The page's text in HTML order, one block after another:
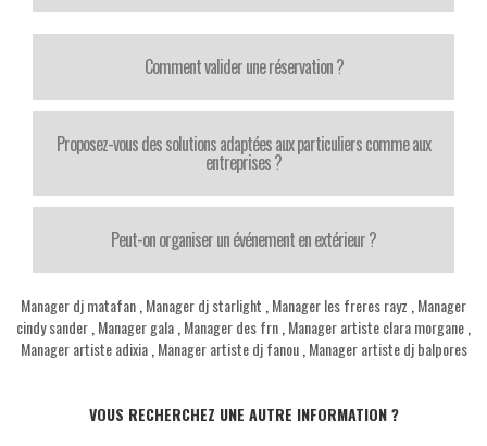
Comment valider une réservation ?
Proposez-vous des solutions adaptées aux particuliers comme aux
entreprises ?
Peut-on organiser un événement en extérieur ?
Manager dj matafan Manager dj starlight Manager les freres rayz Manager
cindy sander Manager gala Manager des frn Manager artiste clara morgane
Manager artiste adixia, Manager artiste dj fanou, Manager artiste dj balpores
VOUS RECHERCHEZ UNE AUTRE INFORMATION ?